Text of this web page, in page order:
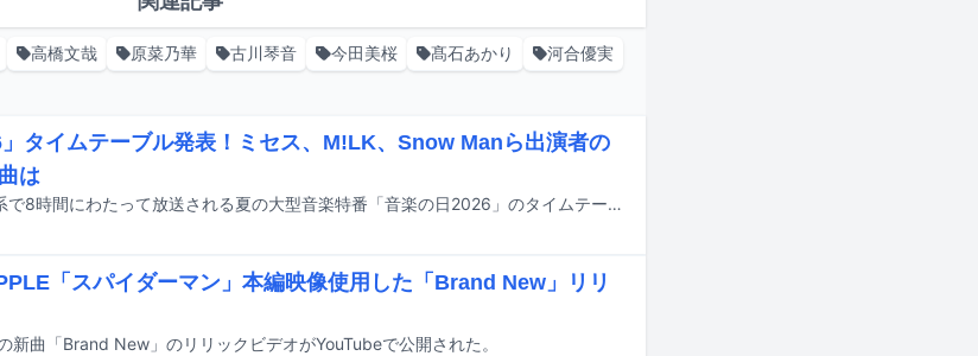
高橋文哉 原菜乃華 古川琴音 今田美桜 髙石あかり
河合優実
」タイムテーブル発表！ミセス、M!LK、Snow Manら出演者の
は
明日7月18日にTBS系で8時間にわたって放送される夏の大型音楽特番「音楽の日2026」のタイムテーブルが発表された。
「スパイダーマン」本編映像使用した「Brand New」リリ
新曲「Brand New」のリリックビデオがYouTubeで公開された。